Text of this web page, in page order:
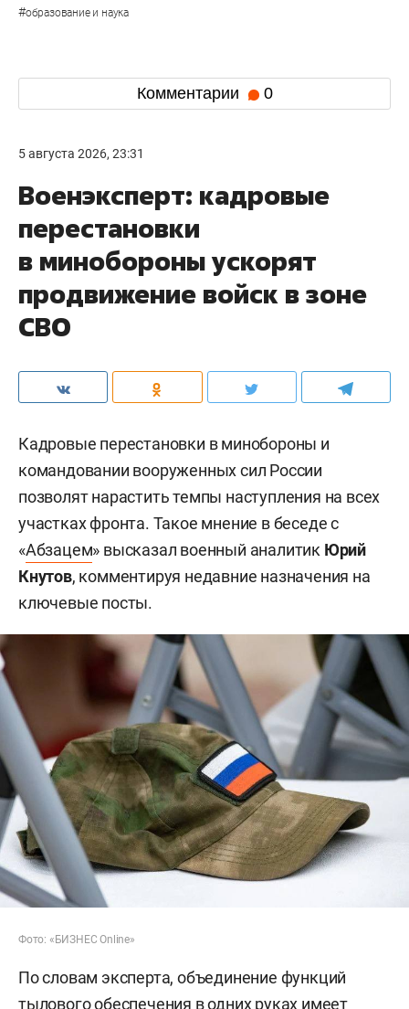
#образование и наука
Комментарии 0
5 августа 2026, 23:31
Военэксперт: кадровые
перестановки
в минобороны ускорят
продвижение войск в зоне
СВО
Кадровые перестановки в минобороны и
командовании вооруженных сил России
позволят нарастить темпы наступления на всех
участках фронта. Такое мнение в беседе с
«Абзацем» высказал военный аналитик Юрий
Кнутов, комментируя недавние назначения на
ключевые посты.
Фото: «БИЗНЕС Online»
По словам эксперта, объединение функций
тылового обеспечения в одних руках имеет